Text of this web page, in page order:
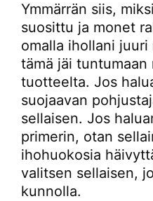
Ymmärrän siis,
suosittu ja monet
omalla ihollani
tämä jäi tuntumaan
tuotteelta. Jos
suojaavan
sellaisen. Jos
primerin, otan
ihohuokosia
valitsen sellaisen,
kunnolla.